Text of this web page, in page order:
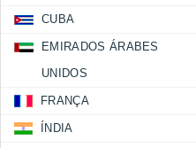
CUBA
EMIRADOS ÁRABES
UNIDOS
FRANÇA
ÍNDIA